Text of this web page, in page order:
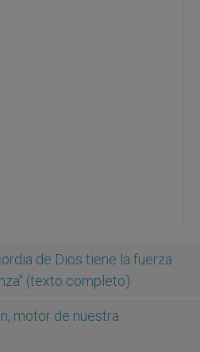
de Dios tiene la fuerza
(texto completo)
motor de nuestra